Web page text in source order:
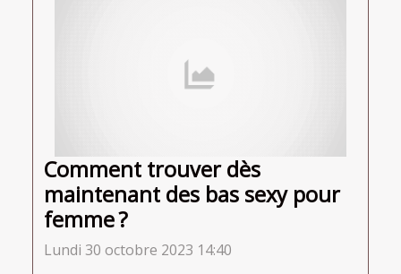
Comment trouver dès
maintenant des bas sexy pour
femme ?
Lundi 30 octobre 2023 14:40